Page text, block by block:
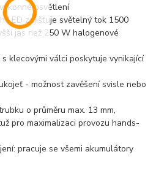
osvětlení
LED zajišťuje světelný tok 1500
jas než 250 W halogenové
klecovými válci poskytuje vynikající
- možnost zavěšení svisle nebo
o průměru max. 13 mm,
pro maximalizaci provozu hands-
pracuje se všemi akumulátory